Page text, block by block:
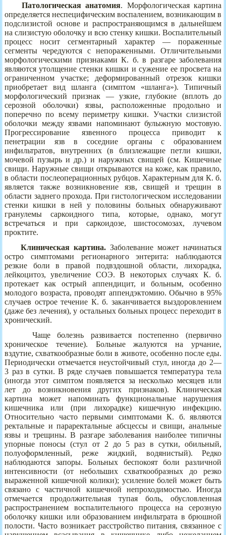
Патологическая анатомия. Морфологическая картина
определяется неспецифическим воспалением, возникающим в
подслизистой основе и распространяющимся в дальнейшем
на слизистую оболочку и всю стенку кишки. Воспалительный
процесс носит сегментарный характер — пораженные
сегменты чередуются с непораженными. Отличительными
морфологическими признаками К. б. в разгаре заболевания
являются утолщение стенки кишки и сужение ее просвета на
ограниченном участке; деформированный отрезок кишки
приобретает вид шланга (симптом «шланга»). Типичный
морфологический признак — узкие, глубокие (вплоть до
серозной оболочки) язвы, расположенные продольно и
поперечно по всему периметру кишки. Участки слизистой
оболочки между язвами напоминают булыжную мостовую.
Прогрессирование язвенного процесса приводит к
пенетрации язв в соседние органы с образованием
инфильтратов, внутренних (в близлежащие петли кишки,
мочевой пузырь и др.) и наружных свищей (см. Кишечные
свищи. Наружные свищи открываются на коже, как правило,
в области послеоперационных рубцов. Характерным для К. б.
является также возникновение язв, свищей и трещин в
области заднего прохода. При гистологическом исследовании
стенки
кишки в ней у половины больных обнаруживают
гранулемы саркоидного типа, которые, однако, могут
встречаться и при саркоидозе, шистосомозах, лучевом
проктите.
Клиническая картина. Заболевание может начинаться
остро симптомами регионарного энтерита: наблюдаются
резкие боли в правой подвздошной области, лихорадка,
лейкоцитоз, увеличение СОЭ. В некоторых случаях К. б.
протекает как острый аппендицит, и больным, особенно
молодого возраста, проводят аппендэктомию. Обычно в 95%
случаев острое течение К. б. заканчивается выздоровлением
(даже без лечения), у остальных больных процесс переходит в
хронический.
Чаще болезнь развивается постепенно (первично
хроническое течение). Больные жалуются на урчание,
вздутие, схваткообразные боли в животе, особенно после еды.
Периодически отмечается неустойчивый стул, иногда до 2—
3 раз в сутки. В ряде случаев повышается температура тела
(иногда этот симптом появляется за несколько месяцев или
лет до возникновения других признаков). Клиническая
картина может напоминать функциональные нарушения
кишечника или (при лихорадке) кишечную инфекцию.
Относительно часто первыми симптомами К. б. являются
ректальные и параректальные абсцессы и свищи, анальные
язвы и трещины. В разгаре заболевания наиболее типичны
упорные поносы (стул от 2 до 5 раз в сутки, обильный,
полуоформленный, реже жидкий, водянистый). Редко
наблюдаются запоры. Больных беспокоят боли различной
интенсивности (от небольших схваткообразных до резко
выраженной кишечной колики); усиление болей может быть
связано с частичной кишечной непроходимостью. Иногда
отмечается продолжительная тупая боль, обусловленная
распространением воспалительного процесса на серозную
оболочку кишки или образованием инфильтрата в брюшной
полости. Часто возникает расстройство питания, связанное с